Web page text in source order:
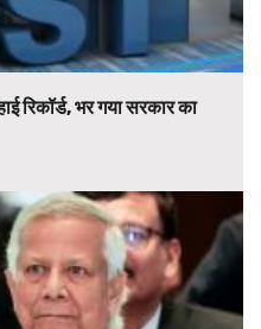
रिकॉर्ड, भर गया सरकार का